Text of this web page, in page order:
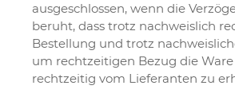
ausgeschlossen, wenn die
beruht, dass trotz nachweislich
Bestellung und trotz
um rechtzeitigen Bezug die
rechtzeitig vom Lieferanten zu